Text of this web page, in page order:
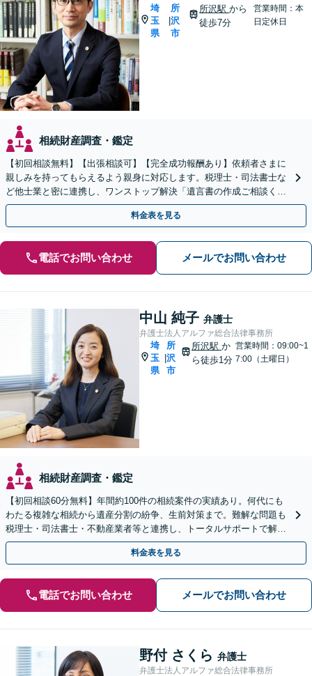
埼
玉
県
所
沢
市
所沢駅から
徒歩7分
営業時間：本
日定休日
相続財産調査・鑑定
【初回相談無料】【出張相談可】【完全成功報酬あり】依頼者さまに
親しみを持ってもらえるよう親身に対応します。税理士・司法書士な
ど他士業と密に連携し、ワンストップ解決「遺言書の作成ご相談くだ
さい／相続での揉め事を未然に防ぐ」【休日・夜間相談可】
料金表を見る
電話でお問い合わせ メールでお問い合わせ
中山 純子 弁護士
弁護士法人アルファ総合法律事務所
埼
玉
県
所
沢
市
所沢駅 か
ら徒歩1分
営業時間：09:00~1
7:00（土曜日）
相続財産調査・鑑定
【初回相談60分無料】年間約100件の相続案件の実績あり。何代にも
わたる複雑な相続から遺産分割の紛争、生前対策まで。難解な問題も
税理士・司法書士・不動産業者等と連携し、トータルサポートで解決
へ。まずはお気軽にご相談ください【所沢駅徒歩1分】
料金表を見る
電話でお問い合わせ メールでお問い合わせ
野付 さくら 弁護士
弁護士法人アルファ総合法律事務所